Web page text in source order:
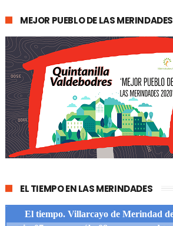
MEJOR PUEBLO DE LAS MERINDADES
EL TIEMPO EN LAS MERINDADES